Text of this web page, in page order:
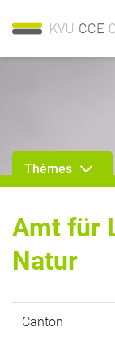
Thèmes
Amt für
Natur
Canton